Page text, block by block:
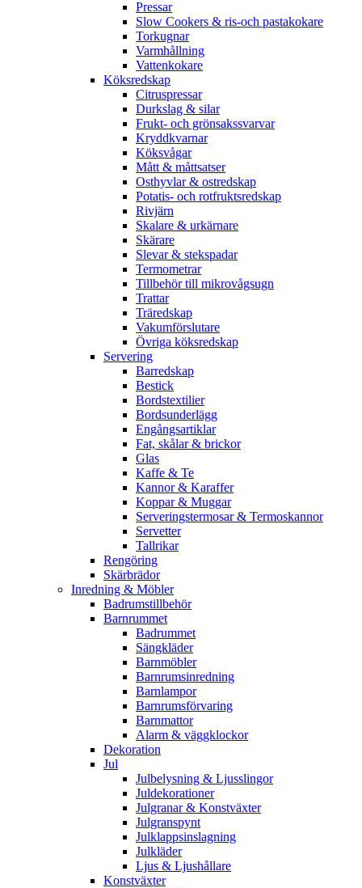
Pressar
Slow Cookers & ris-och pastakokare
Torkugnar
Varmhållning
Vattenkokare
Köksredskap
Citruspressar
Durkslag & silar
Frukt- och grönsakssvarvar
Kryddkvarnar
Köksvågar
Mått & måttsatser
Osthyvlar & ostredskap
Potatis- och rotfruktsredskap
Rivjärn
Skalare & urkärnare
Skärare
Slevar & stekspadar
Termometrar
Tillbehör till mikrovågsugn
Trattar
Träredskap
Vakumförslutare
Övriga köksredskap
Servering
Barredskap
Bestick
Bordstextilier
Bordsunderlägg
Engångsartiklar
Fat, skålar & brickor
Glas
Kaffe & Te
Kannor & Karaffer
Koppar & Muggar
Serveringstermosar & Termoskannor
Servetter
Tallrikar
Rengöring
Skärbrädor
Inredning & Möbler
Badrumstillbehör
Barnrummet
Badrummet
Sängkläder
Barnmöbler
Barnrumsinredning
Barnlampor
Barnrumsförvaring
Barnmattor
Alarm & väggklockor
Dekoration
Jul
Julbelysning & Ljusslingor
Juldekorationer
Julgranar & Konstväxter
Julgranspynt
Julklappsinslagning
Julkläder
Ljus & Ljushållare
Konstväxter